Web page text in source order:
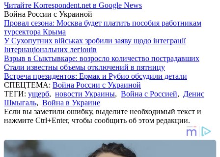
Читайте Korrespondent.net в Google News
Война России с Украиной
Провал сезона: Москва будет платить пособия работникам
турсектора Крыма
У Сухопутних військах зробили заяву щодо інтеграції
Інтернаціональних легіонів
Взрыв в Сыктывкаре: возросло количество пострадавших
Стали известны объемы отключений в пятницу
Встреча президентов: Ермак и Рубио обсудили детали
СПЕЦТЕМА: Война России с Украиной
ТЕГИ: ущерб, новости Украины, Война с Россией, Денис
Шмыгаль, Война в Украине
Если вы заметили ошибку, выделите необходимый текст и
нажмите Ctrl+Enter, чтобы сообщить об этом редакции.